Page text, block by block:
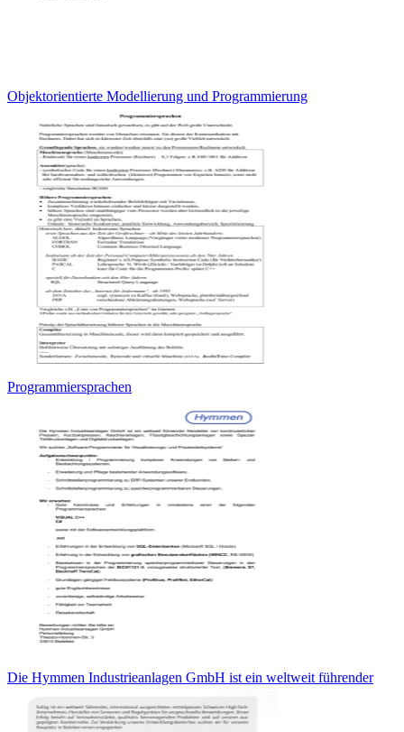
Objektorientierte Modellierung und Programmierung
Programmiersprachen
Die Hymmen Industrieanlagen GmbH ist ein weltweit führender